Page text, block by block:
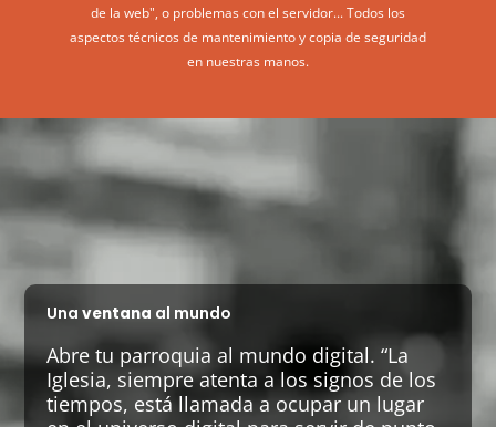
de la web", o problemas con el servidor... Todos los
aspectos técnicos de mantenimiento y copia de seguridad
en nuestras manos.
Una ventana al mundo
Abre tu parroquia al mundo digital. “La
Iglesia, siempre atenta a los signos de los
tiempos, está llamada a ocupar un lugar